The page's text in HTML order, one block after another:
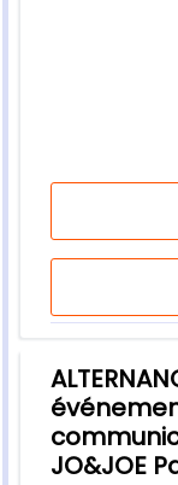
JO&JOE